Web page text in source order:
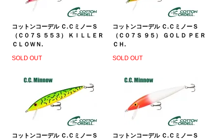
コットンコーデル Ｃ.ＣミノーＳ
（Ｃ０７Ｓ ５５３） ＫＩＬＬＥＲ
ＣＬＯＷＮ.
SOLD OUT
コットンコーデル Ｃ.ＣミノーＳ
（Ｃ０７Ｓ ９５） ＧＯＬＤ ＰＥＲ
ＣＨ.
SOLD OUT
コットンコーデル Ｃ.ＣミノーＳ
コットンコーデル Ｃ.ＣミノーＳ